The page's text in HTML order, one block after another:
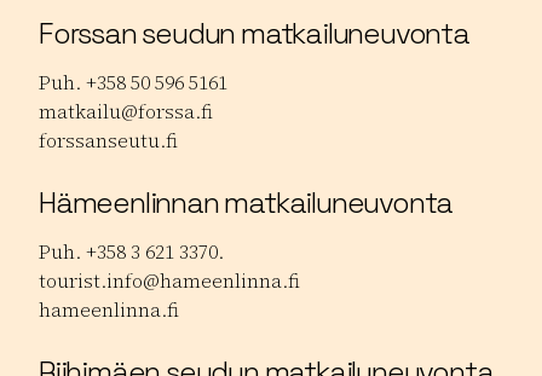
Forssan seudun matkailuneuvonta
Puh. +358 50 596 5161
matkailu@forssa.fi
forssanseutu.fi
Hämeenlinnan matkailuneuvonta
Puh. +358 3 621 3370.
tourist.info@hameenlinna.fi
hameenlinna.fi